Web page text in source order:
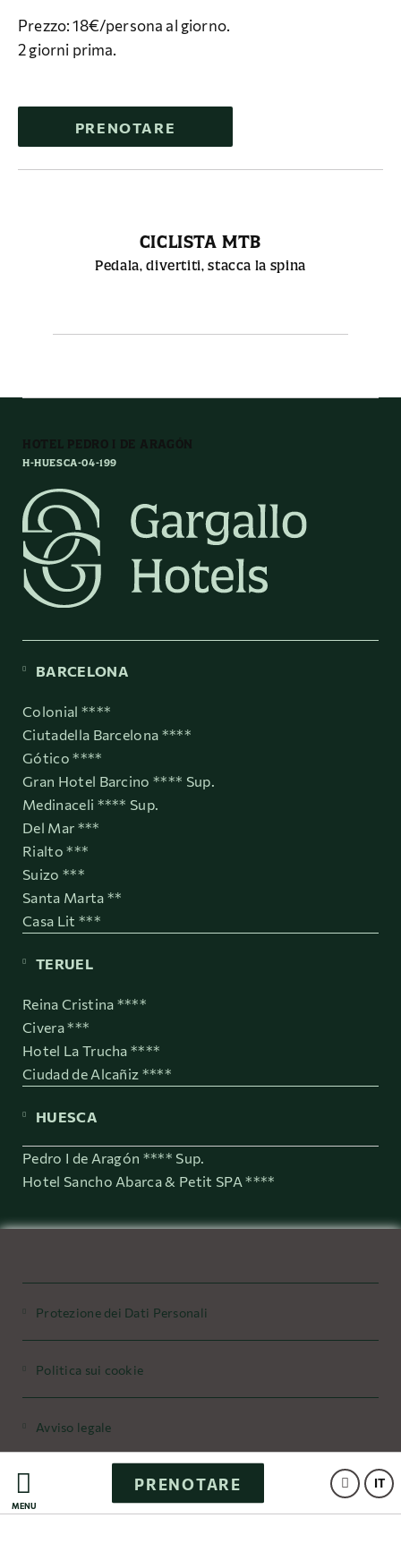
MENÙ
IT
PRENOTARE
Prezzo: 18€/persona al giorno.
2 giorni prima.
PRENOTARE
CICLISTA MTB
Pedala, divertiti, stacca la spina
HOTEL PEDRO I DE ARAGÓN
H-HUESCA-04-199
BARCELONA
Colonial ****
Ciutadella Barcelona ****
Gótico ****
Gran Hotel Barcino **** Sup.
Medinaceli **** Sup.
Del Mar ***
Rialto ***
Suizo ***
Santa Marta **
Casa Lit ***
TERUEL
Reina Cristina ****
Civera ***
Hotel La Trucha ****
Ciudad de Alcañiz ****
HUESCA
Pedro I de Aragón **** Sup.
Hotel Sancho Abarca & Petit SPA ****
Protezione dei Dati Personali
Politica sui cookie
Avviso legale